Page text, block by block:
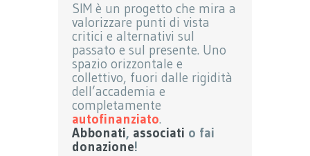
SIM è un progetto che mira a
valorizzare punti di vista
critici e alternativi sul
passato e sul presente. Uno
spazio orizzontale e
collettivo, fuori dalle rigidità
dell’accademia e
completamente
autofinanziato.
Abbonati, associati o fai
donazione!